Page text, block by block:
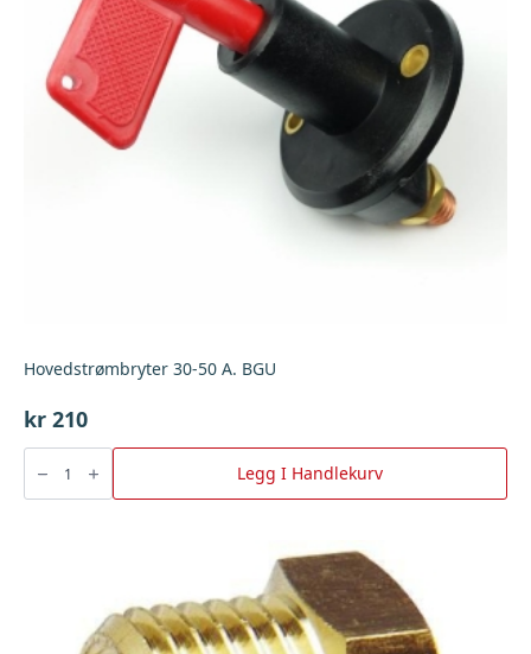
Hovedstrømbryter 30-50 A. BGU
kr 210
Hovedstrømbryter
50
A.
Legg I Handlekurv